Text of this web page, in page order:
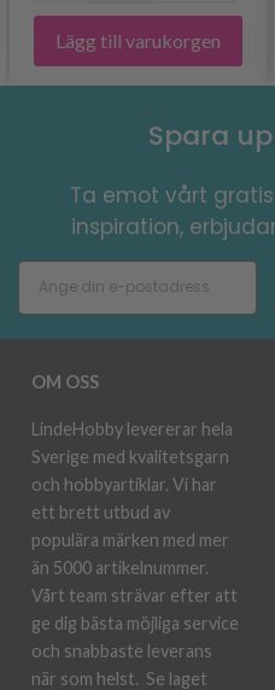
Lägg till varukorgen
Spara
Ta emot vårt
inspiration,
OM OSS
LindeHobby levererar hela
Sverige med kvalitetsgarn
och hobbyartiklar. Vi har
ett brett utbud av
populära märken med mer
än 5000 artikelnummer.
Vårt team strävar efter att
ge dig bästa möjliga service
och snabbaste leverans
när som helst. Se laget